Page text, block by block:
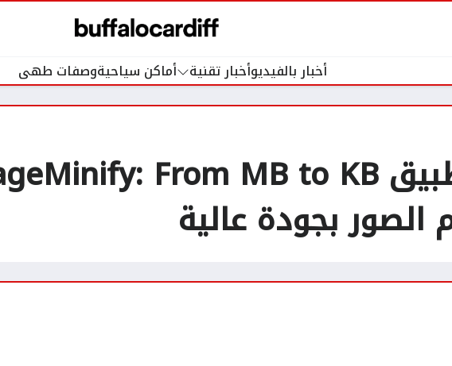
أخبار بالفيديوأخبار تقنية أماكن سياحيةوصفات طهى
بجودة عالية